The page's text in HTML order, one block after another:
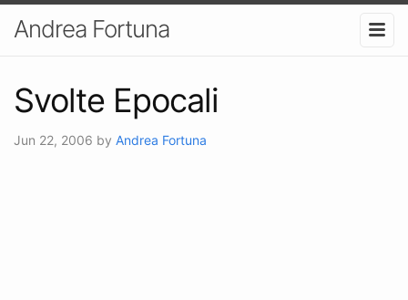
Andrea Fortuna
Svolte Epocali
Jun 22, 2006 by Andrea Fortuna